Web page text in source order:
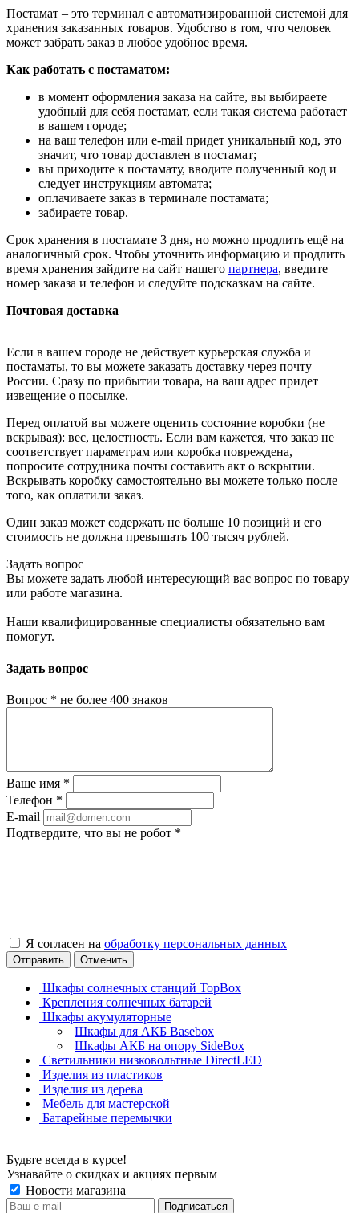
Постамат – это терминал с автоматизированной системой для
хранения заказанных товаров. Удобство в том, что человек
может забрать заказ в любое удобное время.
Как работать с постаматом:
в момент оформления заказа на сайте, вы выбираете
удобный для себя постамат, если такая система работает
в вашем городе;
на ваш телефон или e-mail придет уникальный код, это
значит, что товар доставлен в постамат;
вы приходите к постамату, вводите полученный код и
следует инструкциям автомата;
оплачиваете заказ в терминале постамата;
забираете товар.
Срок хранения в постамате 3 дня, но можно продлить ещё на
аналогичный срок. Чтобы уточнить информацию и продлить
время хранения зайдите на сайт нашего партнера, введите
номер заказа и телефон и следуйте подсказкам на сайте.
Почтовая доставка
Если в вашем городе не действует курьерская служба и
постаматы, то вы можете заказать доставку через почту
России. Сразу по прибытии товара, на ваш адрес придет
извещение о посылке.
Перед оплатой вы можете оценить состояние коробки (не
вскрывая): вес, целостность. Если вам кажется, что заказ не
соответствует параметрам или коробка повреждена,
попросите сотрудника почты составить акт о вскрытии.
Вскрывать коробку самостоятельно вы можете только после
того, как оплатили заказ.
Один заказ может содержать не больше 10 позиций и его
стоимость не должна превышать 100 тысяч рублей.
Задать вопрос
Вы можете задать любой интересующий вас вопрос по товару
или работе магазина.
Наши квалифицированные специалисты обязательно вам
помогут.
Задать вопрос
Вопрос * не более 400 знаков
Ваше имя *
Телефон *
E-mail
Подтвердите, что вы не робот *
Я согласен на обработку персональных данных
Отправить Отменить
Шкафы солнечных станций TopBox
Крепления солнечных батарей
Шкафы акумуляторные
Шкафы для АКБ Basebox
Шкафы АКБ на опору SideBox
Светильники низковольтные DirectLED
Изделия из пластиков
Изделия из дерева
Мебель для мастерской
Батарейные перемычки
Будьте всегда в курсе!
Узнавайте о скидках и акциях первым
Новости магазина